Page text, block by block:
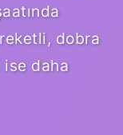
dobra
daha